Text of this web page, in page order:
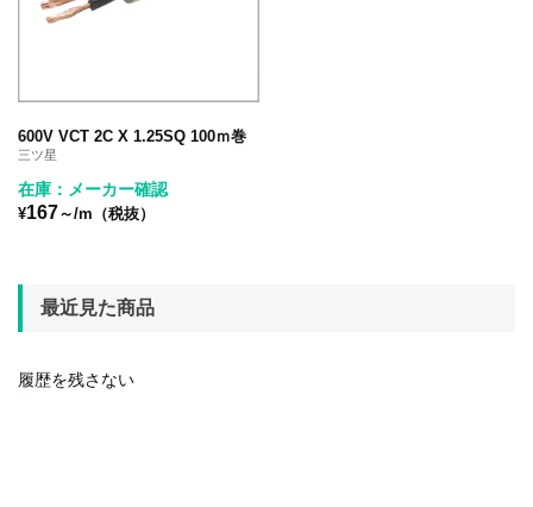
600V VCT 2C X 1.25SQ 100ｍ巻
三ツ星
在庫：メーカー確認
¥167～/m（税抜）
最近見た商品
履歴を残さない